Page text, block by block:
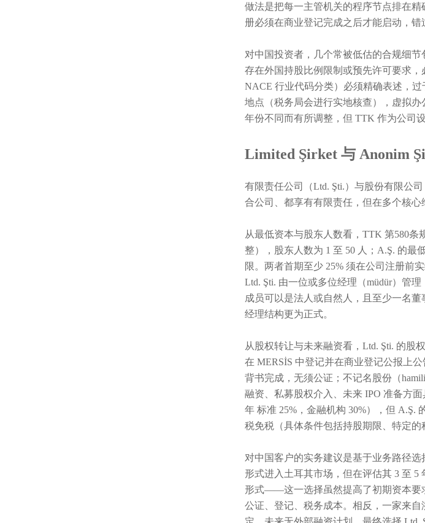
做法是把每一主管机关的程序节点排在
册必须在商业登记完成之后才能启动，错
对中国投资者，几个常被低估的合规细
存在外国持股比例限制或预先许可要求，
NACE 行业代码分类）必须精确表述，
地点（税务局会进行实地核查），虚拟
年份不同而有所调整，但 TTK 作为公司
Limited Şirket 与 Anonim
有限责任公司（Ltd. Şti.）与股份有限公
合公司、都享有有限责任，但在多个核
从最低资本与股东人数看，TTK 第580条
整），股东人数为 1 至 50 人；A.Ş. 的最
限。两者首期至少 25% 须在公司注册前
Ltd. Şti. 由一位或多位经理（müdür）管
成员可以是法人或自然人，且至少一名
经理结构更为正式。
从股权转让与未来融资看，Ltd. Şti. 的股
在 MERSİS 中登记并在商业登记公报上
背书完成，无须公证；不记名股份（
融资、私募股权介入、未来 IPO 准备方
年 标准 25%，金融机构 30%），但 A.Ş.
税免税（具体条件包括持股期限、特定
对中国客户的实务建议是基于业务路径
形式进入土耳其市场，但在评估其 3 至
形式——这一选择虽然提高了初期资本要
公证、登记、税务成本。相反，一家来